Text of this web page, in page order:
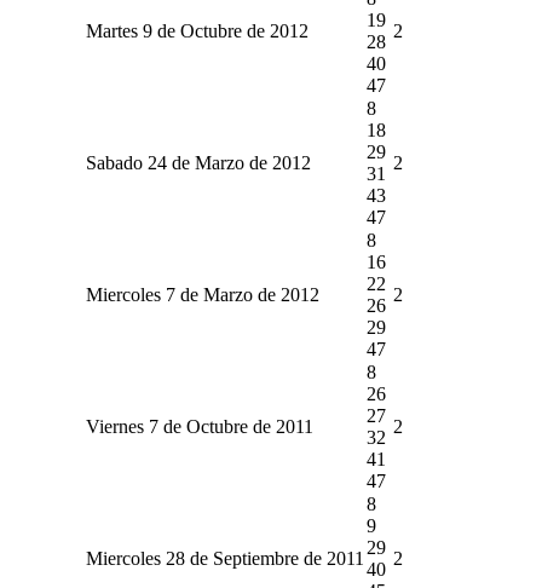
Martes 9 de Octubre de 2012
19
28
40
47
2
Sabado 24 de Marzo de 2012
8
18
29
31
43
47
2
Miercoles 7 de Marzo de 2012
8
16
22
26
29
47
2
Viernes 7 de Octubre de 2011
8
26
27
32
41
47
2
Miercoles 28 de Septiembre de 2011
8
9
29
40
2